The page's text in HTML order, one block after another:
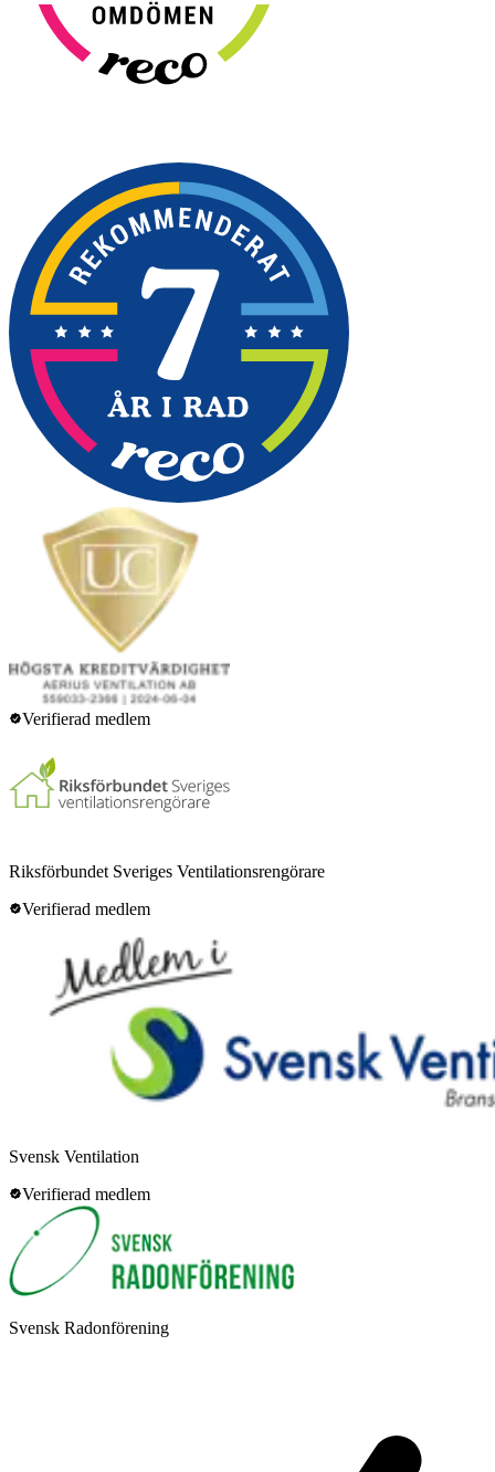
Verifierad medlem
Riksförbundet Sveriges Ventilationsrengörare
Verifierad medlem
Svensk Ventilation
Verifierad medlem
Svensk Radonförening